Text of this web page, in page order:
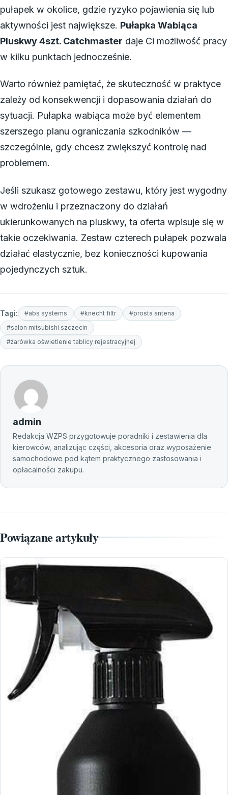
pułapek w okolice, gdzie ryzyko pojawienia się lub
aktywności jest największe. Pułapka Wabiąca
Pluskwy 4szt. Catchmaster daje Ci możliwość pracy
w kilku punktach jednocześnie.
Warto również pamiętać, że skuteczność w praktyce
zależy od konsekwencji i dopasowania działań do
sytuacji. Pułapka wabiąca może być elementem
szerszego planu ograniczania szkodników —
szczególnie, gdy chcesz zwiększyć kontrolę nad
problemem.
Jeśli szukasz gotowego zestawu, który jest wygodny
w wdrożeniu i przeznaczony do działań
ukierunkowanych na pluskwy, ta oferta wpisuje się w
takie oczekiwania. Zestaw czterech pułapek pozwala
działać elastycznie, bez konieczności kupowania
pojedynczych sztuk.
Tagi: #abs systems #knecht filtr
#prosta antena
#salon mitsubishi szczecin
#żarówka oświetlenie tablicy rejestracyjnej
admin
Redakcja WZPS przygotowuje poradniki i zestawienia dla
kierowców, analizując części, akcesoria oraz wyposażenie
samochodowe pod kątem praktycznego zastosowania i
opłacalności zakupu.
Powiązane artykuły